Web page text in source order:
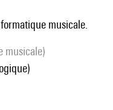
musicale.
musicale)